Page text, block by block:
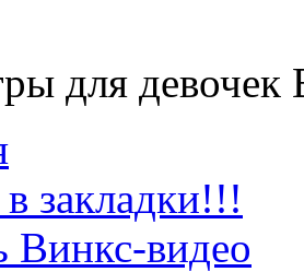
для девочек
закладки!!!
Винкс-видео